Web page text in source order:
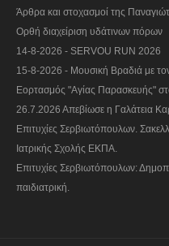
Άρθρα και στοχασμοί της
Ορθή διαχείριση υδάτινων πόρων
14-8-2026 - SERVOU RUN 2026
15-8-2026 - Μουσική Βραδιά με
Εορτασμός "Αγίας Παρασκευής"
26.7.2026 Απεβίωσε η Γαλάτεια
Επιτυχίες Σερβιωτόπουλων.
Ιατρικής Σχολής ΕΚΠΑ.
Επιτυχίες Σερβιωτόπουλων:
παιδιατρική.